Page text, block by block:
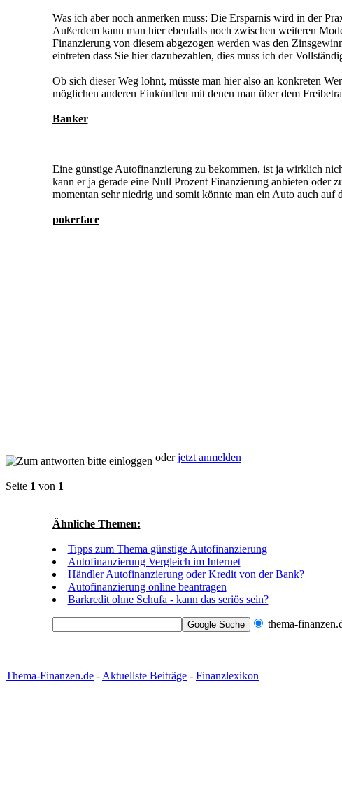
Was ich aber noch anmerken muss: Die Ersparnis wird in der
Außerdem kann man hier ebenfalls noch zwischen weiteren
Finanzierung von diesem abgezogen werden was den
eintreten dass Sie hier dazubezahlen, dies muss ich der
Ob sich dieser Weg lohnt, müsste man hier also an konkreten
möglichen anderen Einkünften mit denen man über dem
Banker
Eine günstige Autofinanzierung zu bekommen, ist ja wirklich
kann er ja gerade eine Null Prozent Finanzierung anbieten oder
momentan sehr niedrig und somit könnte man ein Auto auch auf
pokerface
oderjetzt anmelden
Seite 1 von 1
Ähnliche Themen:
Tipps zum Thema günstige Autofinanzierung
Autofinanzierung Vergleich im Internet
Händler Autofinanzierung oder Kredit von der Bank?
Autofinanzierung online beantragen
Barkredit ohne Schufa - kann das seriös sein?
thema-
Thema-Finanzen.de - Aktuellste Beiträge - Finanzlexikon